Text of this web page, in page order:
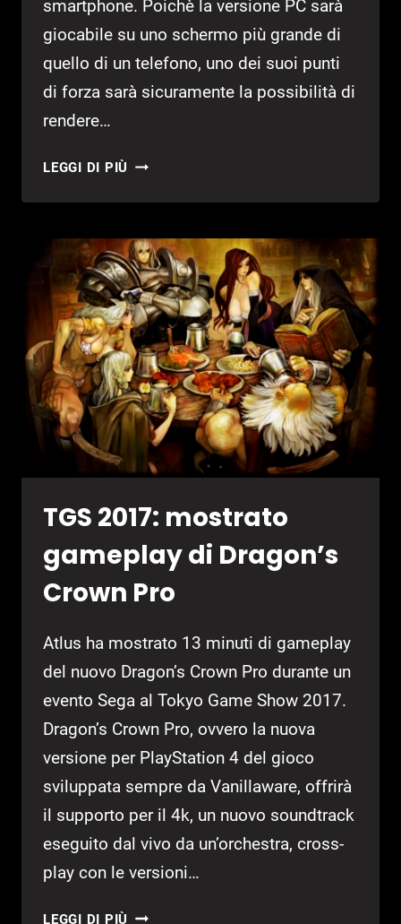
smartphone. Poichè la versione PC sarà
giocabile su uno schermo più grande di
quello di un telefono, uno dei suoi punti
di forza sarà sicuramente la possibilità di
rendere…
LEGGI DI PIÙ TGS
NOVITÀ
YU-
GI-
OH!
DUEL
LINKS
TGS 2017: mostrato
gameplay di Dragon’s
Crown Pro
Atlus ha mostrato 13 minuti di gameplay
del nuovo Dragon’s Crown Pro durante un
evento Sega al Tokyo Game Show 2017.
Dragon’s Crown Pro, ovvero la nuova
versione per PlayStation 4 del gioco
sviluppata sempre da Vanillaware, offrirà
il supporto per il 4k, un nuovo soundtrack
eseguito dal vivo da un’orchestra, cross-
play con le versioni…
LEGGI DI PIÙ TGS